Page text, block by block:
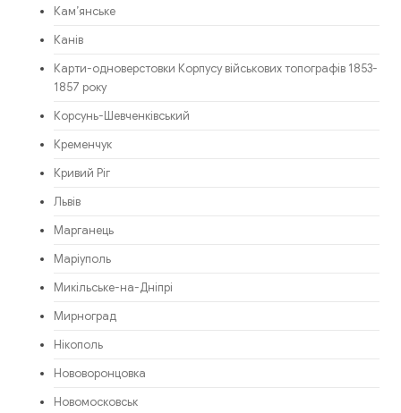
Кам’янське
Канів
Карти-одноверстовки Корпусу військових топографів 1853-
1857 року
Корсунь-Шевченківський
Кременчук
Кривий Ріг
Львів
Марганець
Маріуполь
Микільське-на-Дніпрі
Мирноград
Нікополь
Нововоронцовка
Новомосковськ